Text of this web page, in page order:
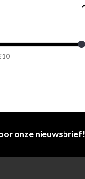
onze nieuwsbrief!